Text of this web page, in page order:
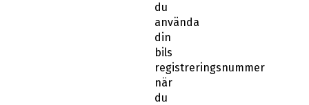
du
använda
din
bils
registreringsnummer
när
du